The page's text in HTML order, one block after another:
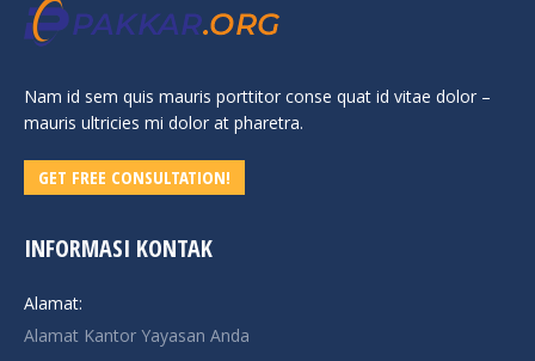
Nam id sem quis mauris porttitor conse quat id vitae dolor –
mauris ultricies mi dolor at pharetra.
GET FREE CONSULTATION!
INFORMASI KONTAK
Alamat:
Alamat Kantor Yayasan Anda